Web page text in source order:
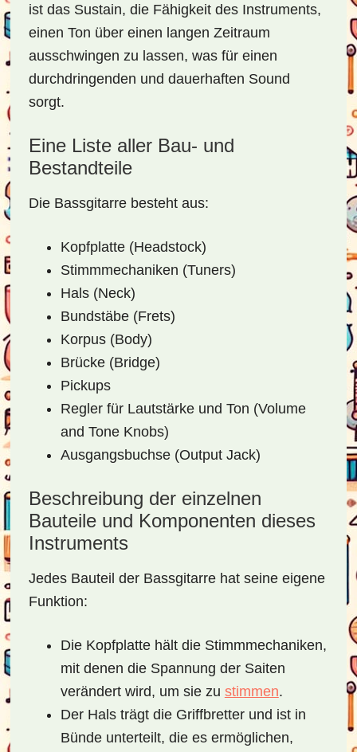
ist das Sustain, die Fähigkeit des Instruments,
einen Ton über einen langen Zeitraum
ausschwingen zu lassen, was für einen
durchdringenden und dauerhaften Sound
sorgt.
Eine Liste aller Bau- und
Bestandteile
Die Bassgitarre besteht aus:
Kopfplatte (Headstock)
Stimmmechaniken (Tuners)
Hals (Neck)
Bundstäbe (Frets)
Korpus (Body)
Brücke (Bridge)
Pickups
Regler für Lautstärke und Ton (Volume
and Tone Knobs)
Ausgangsbuchse (Output Jack)
Beschreibung der einzelnen
Bauteile und Komponenten dieses
Instruments
Jedes Bauteil der Bassgitarre hat seine eigene
Funktion:
Die Kopfplattehält die Stimmmechaniken,
mit denen die Spannung der Saiten
verändert wird, um sie zu stimmen.
Der Halsträgt die Griffbretter und ist in
Bünde unterteilt, die es ermöglichen,